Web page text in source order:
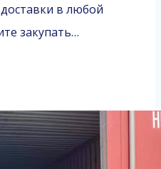
в любой
закупать…